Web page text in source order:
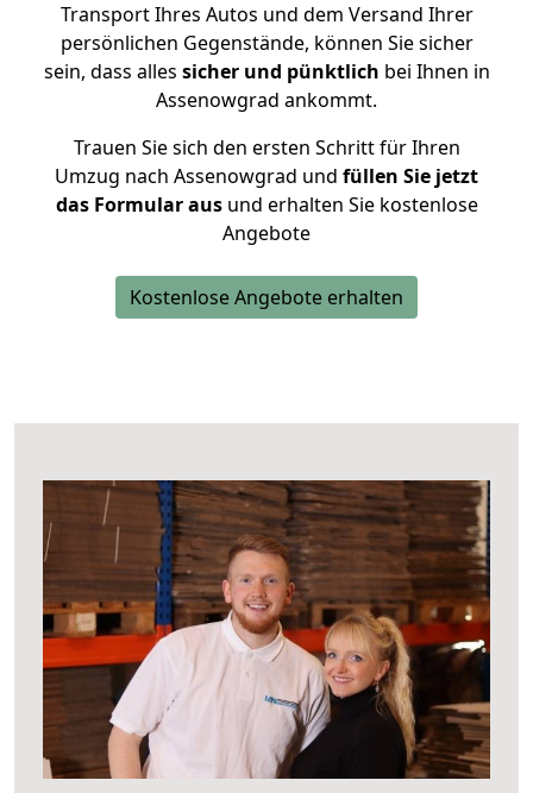
Transport Ihres Autos und dem Versand Ihrer
persönlichen Gegenstände, können Sie sicher
sein, dass alles sicher und pünktlich bei Ihnen in
Assenowgrad ankommt.
Trauen Sie sich den ersten Schritt für Ihren
Umzug nach Assenowgrad und füllen Sie jetzt
das Formular ausund erhalten Sie kostenlose
Angebote
Kostenlose Angebote erhalten